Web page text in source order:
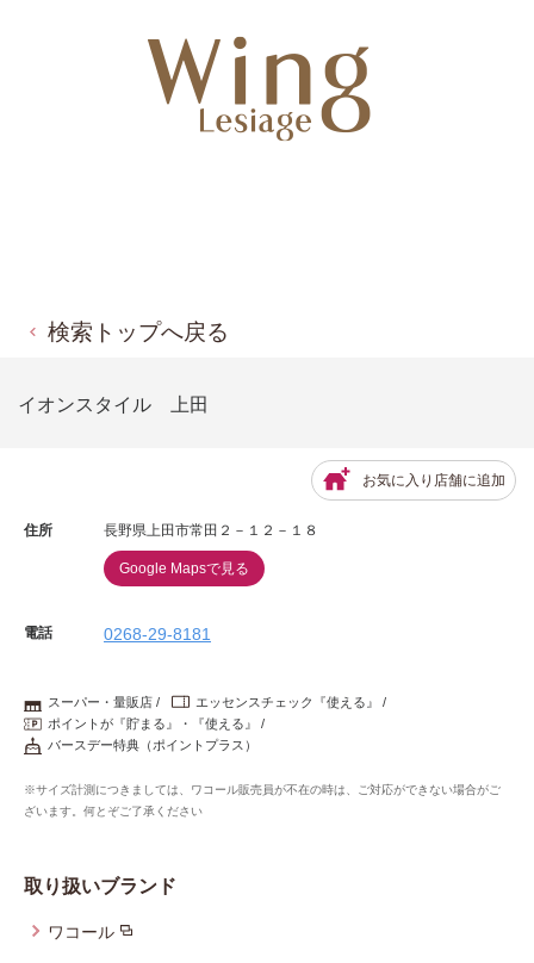
検索トップへ戻る
イオンスタイル 上田
お気に入り店舗に追加
住所 長野県上田市常田２－１２－１８
Google Mapsで見る
電話 0268-29-8181
スーパー・量販店
エッセンスチェック『使える』
ポイントが『貯まる』・『使える』
バースデー特典（ポイントプラス）
※サイズ計測につきましては、ワコール販売員が不在の時は、ご対応ができない場合がご
ざいます。何とぞご了承ください
取り扱いブランド
ワコール